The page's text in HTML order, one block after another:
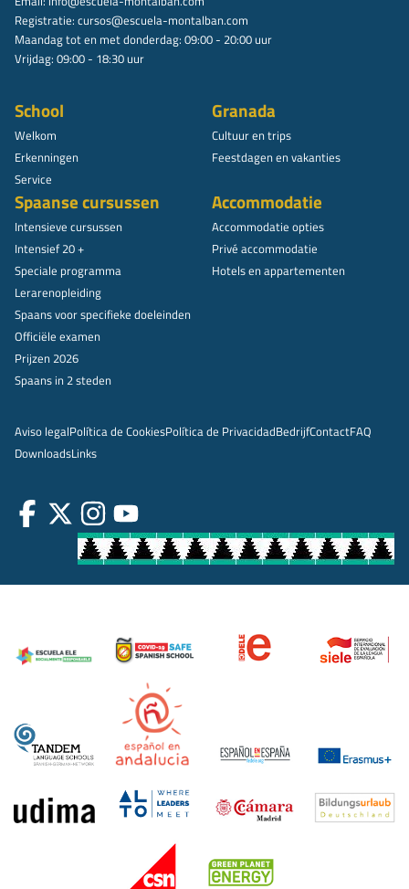
Registratie: cursos@escuela-montalban.com
Maandag tot en met donderdag: 09:00 - 20:00 uur
Vrijdag: 09:00 - 18:30 uur
School
Welkom
Erkenningen
Service
Granada
Cultuur en trips
Feestdagen en vakanties
Spaanse cursussen
Intensieve cursussen
Intensief 20 +
Speciale programma
Lerarenopleiding
Spaans voor specifieke doeleinden
Officiële examen
Prijzen 2026
Spaans in 2 steden
Accommodatie
Accommodatie opties
Privé accommodatie
Hotels en appartementen
Aviso legalPolítica de CookiesPolítica de PrivacidadBedrijfContactFAQ
DownloadsLinks